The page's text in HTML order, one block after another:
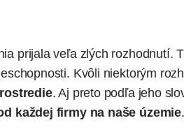
prijala veľa zlých rozhodnutí.
Kvôli niektorým
. Aj preto podľa jeho
každej firmy na naše územie.